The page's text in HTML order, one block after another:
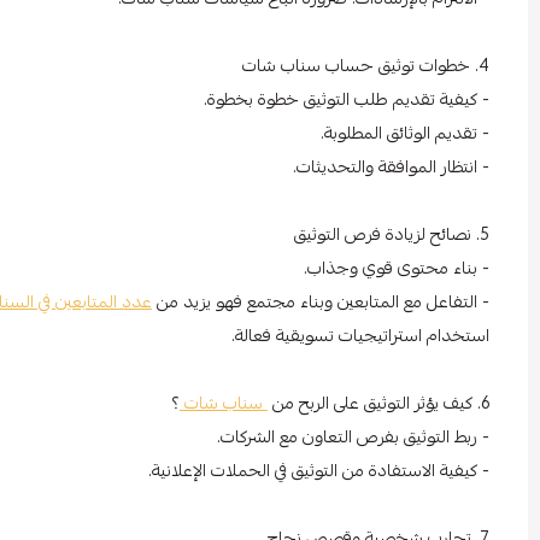
4. خطوات توثيق حساب سناب شات
- كيفية تقديم طلب التوثيق خطوة بخطوة.
- تقديم الوثائق المطلوبة.
- انتظار الموافقة والتحديثات.
5. نصائح لزيادة فرص التوثيق
- بناء محتوى قوي وجذاب.
- التفاعل مع المتابعين وبناء مجتمع فهو يزيد منعدد المتابعين في
استخدام استراتيجيات تسويقية فعالة.
6. كيف يؤثر التوثيق على الربح من سناب شات؟
- ربط التوثيق بفرص التعاون مع الشركات.
- كيفية الاستفادة من التوثيق في الحملات الإعلانية.